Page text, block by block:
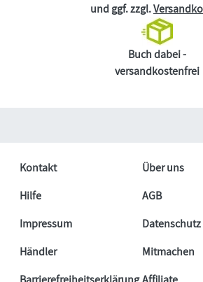
und ggf. zzgl.
Buch dabei -
versandkostenfrei
Kontakt
Über uns
Hilfe
AGB
Impressum
Datenschutz
Händler
Mitmachen